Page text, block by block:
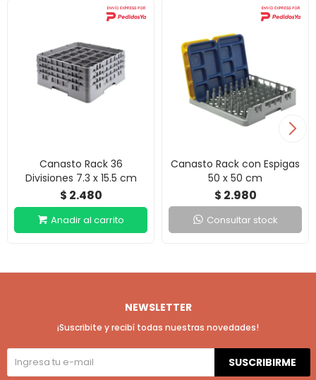
Canasto Rack 36
Divisiones 7.3 x 15.5 cm
$ 2.480
Canasto Rack con Espigas
50 x 50 cm
$ 2.980
Consultar stock
NEWSLETTER
¡Suscribite y recibí todas nuestras novedades!
SUSCRIBIRME